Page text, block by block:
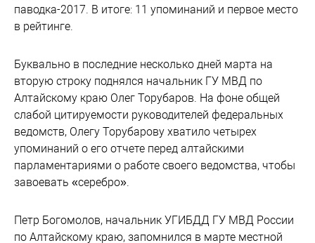
паводка-2017. В итоге: 11 упоминаний и первое место
в рейтинге.
Буквально в последние несколько дней марта на
вторую строку поднялся начальник ГУ МВД по
Алтайскому краю Олег Торубаров. На фоне общей
слабой цитируемости руководителей федеральных
ведомств, Олегу Торубарову хватило четырех
упоминаний о его отчете перед алтайскими
парламентариями о работе своего ведомства, чтобы
завоевать «серебро».
Петр Богомолов, начальник УГИБДД ГУ МВД России
по Алтайскому краю, запомнился в марте местной